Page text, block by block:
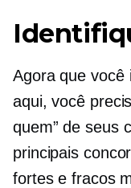
Agora que você
aqui, você
quem” de seus
principais
fortes e fracos